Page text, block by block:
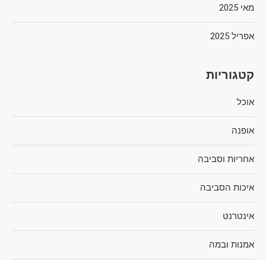
מאי 2025
אפריל 2025
קטגוריות
אוכל
אופנה
אחריות וסביבה
איכות הסביבה
אינטרנט
אמנות ובמה